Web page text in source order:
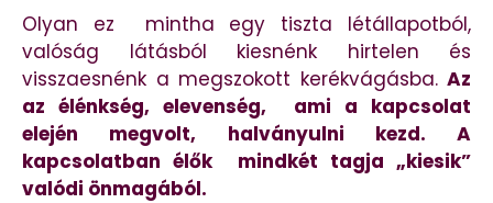
Olyan ez mintha egy tiszta létállapotból,
valóság látásból kiesnénk hirtelen és
visszaesnénk a megszokott kerékvágásba. Az
az élénkség, elevenség, ami a kapcsolat
elején megvolt, halványulni kezd. A
kapcsolatban élők mindkét tagja „kiesik”
valódi önmagából.